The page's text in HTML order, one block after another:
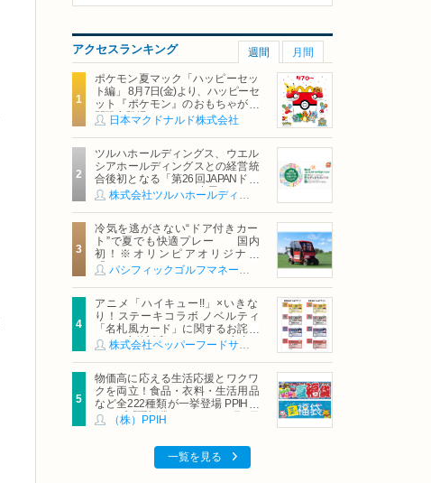
アクセスランキング 週間 月間
ポケモン夏マック「ハッピーセッ
ト編」 8月7日(金)より、ハッピーセ
ット『ポケモン』のおもちゃが期
間限定登場
日本マクドナルド株式会社
ツルハホールディングス、ウエル
シアホールディングスとの経営統
合後初となる「第26回JAPANドラ
ッグストアショー」に出展
冷気を逃がさない“ドア付きカー
ト”で夏でも快適プレー 国内
初！※オリンピアオリジナル
「AirCon Cart（エアコンカー
ト）」導入 | ＰＧＭ
アニメ「ハイキュー!!」×いきな
り！ステーキコラボ ノベルティ
「名札風カード」に関するお詫び
および交換対応についてのご案内
物価高に応える生活応援とワクワ
クを両立！食品・衣料・生活用品
など全222種類が一挙登場 PPIHグ
ループ「夏福袋」＆セール 8月6日
(木)より順次スタート
（株）PPIH
一覧を見る